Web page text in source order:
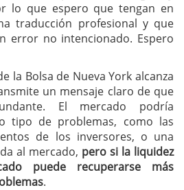
lo que espero que tengan en
traducción profesional y que
error no intencionado. Espero
la Bolsa de Nueva York alcanza
un mensaje claro de que
El mercado podría
tipo de problemas, como las
de los inversores, o una
al mercado, pero si la liquidez
puede recuperarse más
.